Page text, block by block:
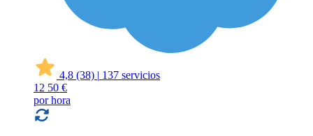
4,8 (38) | 137 servicios
12 50 €
por hora